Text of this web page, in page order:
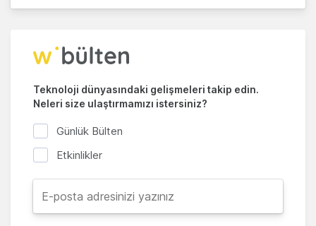
Teknoloji dünyasındaki gelişmeleri takip edin.
Neleri size ulaştırmamızı istersiniz?
Günlük Bülten
Etkinlikler